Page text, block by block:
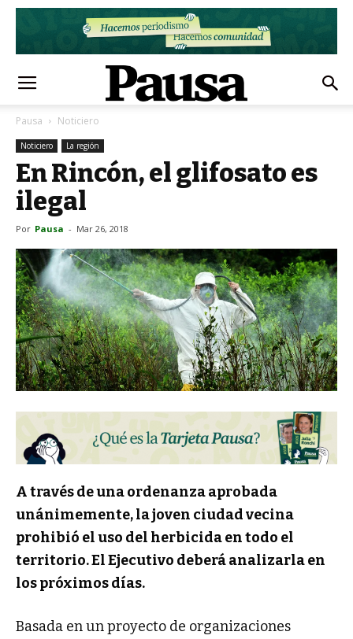
Pausa Noticiero
Noticiero La región
En Rincón, el glifosato es
ilegal
Por Pausa - Mar 26, 2018
A través de una ordenanza aprobada
unánimemente, la joven ciudad vecina
prohibió el uso del herbicida en todo el
territorio. El Ejecutivo deberá analizarla en
los próximos días.
Basada en un proyecto de organizaciones